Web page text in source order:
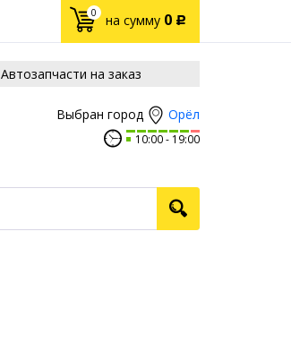
0 на сумму 0 Р
Автозапчасти на заказ
Выбран город Орёл
10:00 19:00